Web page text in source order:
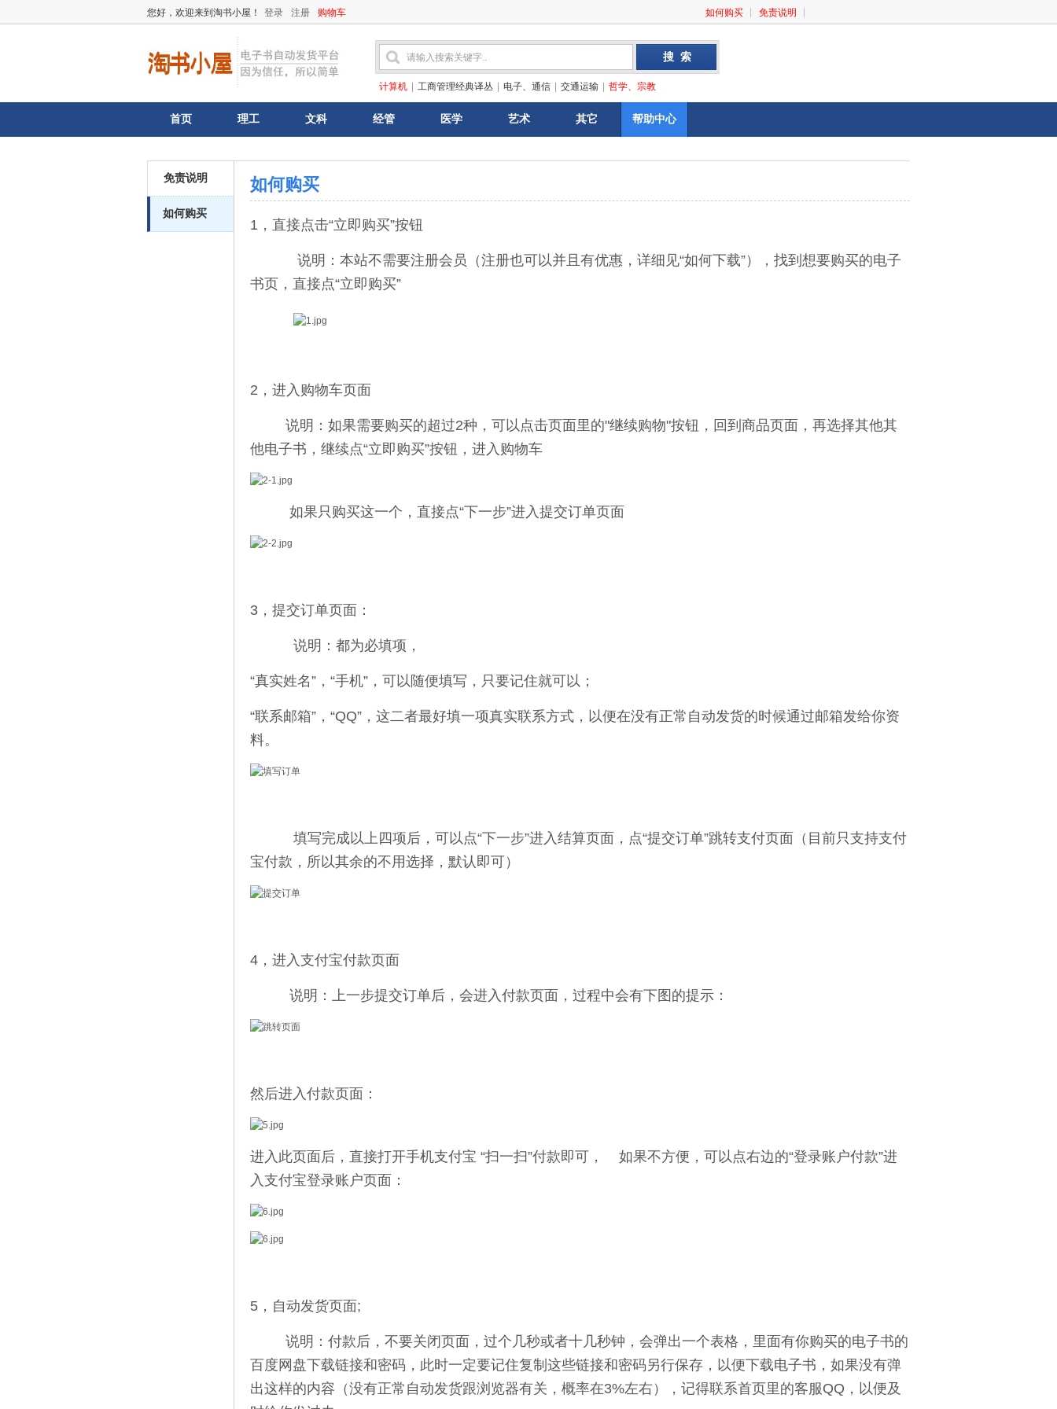
您好，欢迎来到淘书小屋！ 登录 注册 购物车 如何购买 免责说明
计算机 工商管理经典译丛 电子、通信 交通运输 哲学、宗教
首页 理工 文科 经管 医学 艺术 其它 帮助中心
免责说明
如何购买
如何购买
1，直接点击“立即购买”按钮
说明：本站不需要注册会员（注册也可以并且有优惠，详细见“如何下载”），找到想要购买的电子
书页，直接点“立即购买”
2，进入购物车页面
说明：如果需要购买的超过2种，可以点击页面里的"继续购物"按钮，回到商品页面，再选择其他其
他电子书，继续点“立即购买”按钮，进入购物车
如果只购买这一个，直接点“下一步”进入提交订单页面
3，提交订单页面：
说明：都为必填项，
“真实姓名”，“手机”，可以随便填写，只要记住就可以；
“联系邮箱”，“QQ”，这二者最好填一项真实联系方式，以便在没有正常自动发货的时候通过邮箱发给你资
料。
填写完成以上四项后，可以点“下一步”进入结算页面，点“提交订单”跳转支付页面（目前只支持支付
宝付款，所以其余的不用选择，默认即可）
4，进入支付宝付款页面
说明：上一步提交订单后，会进入付款页面，过程中会有下图的提示：
然后进入付款页面：
进入此页面后，直接打开手机支付宝 “扫一扫”付款即可， 如果不方便，可以点右边的“登录账户付款”进
入支付宝登录账户页面：
5，自动发货页面;
说明：付款后，不要关闭页面，过个几秒或者十几秒钟，会弹出一个表格，里面有你购买的电子书的
百度网盘下载链接和密码，此时一定要记住复制这些链接和密码另行保存，以便下载电子书，如果没有弹
出这样的内容（没有正常自动发货跟浏览器有关，概率在3%左右），记得联系首页里的客服QQ，以便及